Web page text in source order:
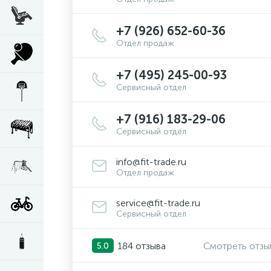
+7 (926) 652-60-36
Отдел продаж
+7 (495) 245-00-93
Сервисный отдел
+7 (916) 183-29-06
Сервисный отдел
info@fit-trade.ru
Отдел продаж
service@fit-trade.ru
Сервисный отдел
5.0 184 отзыва Смотреть